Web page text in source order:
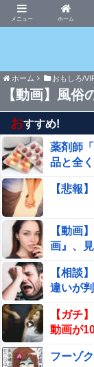
ホーム
まにゅ
ホーム おもしろ/
【動画】風俗
おすすめ!
薬剤師
品と全
【悲報
【動画
画』、
【相談
違いが
【ガチ
動画が
フーゾ